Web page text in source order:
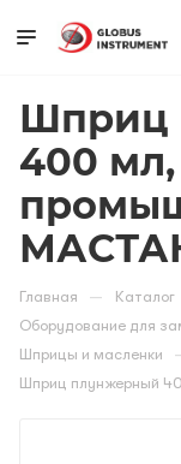
Шприц
400 мл,
Главная — Каталог
Оборудование для
Шприцы и масленки
Шприц плунжерный